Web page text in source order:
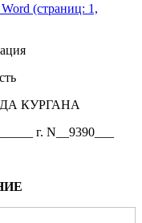
(страниц: 1,
КУРГАНА
г. N__9390___